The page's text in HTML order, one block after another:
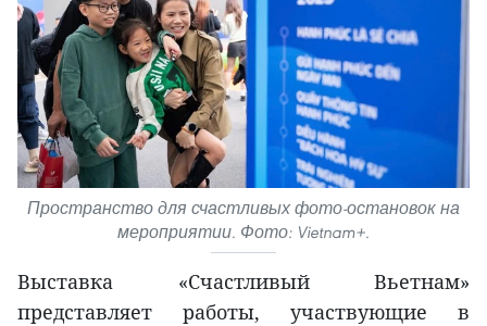
Пространство для счастливых фото-остановок на
мероприятии. Фото: Vietnam+.
Выставка «Счастливый Вьетнам»
представляет работы, участвующие в